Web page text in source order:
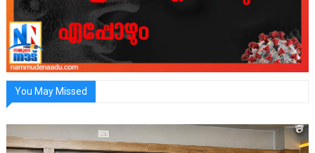
You May Missed